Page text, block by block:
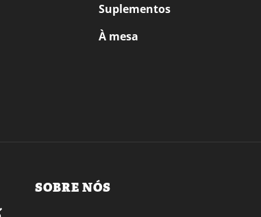
Suplementos
À mesa
SOBRE NÓS